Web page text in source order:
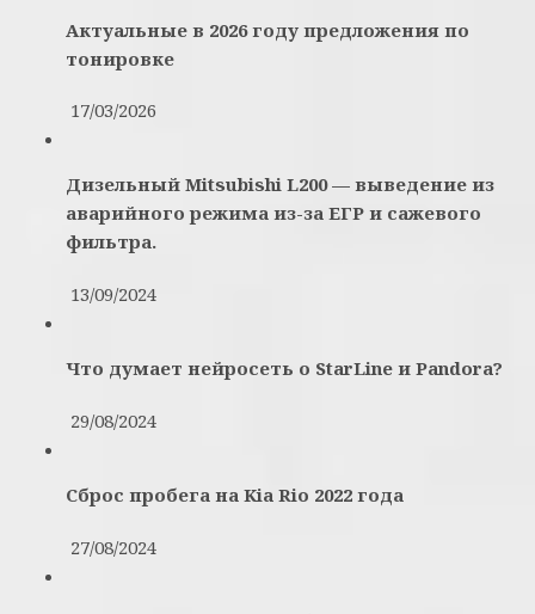
Актуальные в 2026 году предложения по
тонировке
17/03/2026
Дизельный Mitsubishi L200 — выведение из
аварийного режима из-за ЕГР и сажевого
фильтра.
13/09/2024
Что думает нейросеть о StarLine и Pandora?
29/08/2024
Сброс пробега на Kia Rio 2022 года
27/08/2024